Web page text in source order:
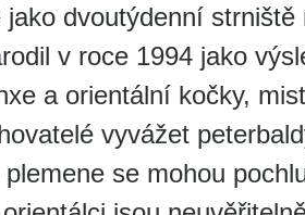
jako dvoutýdenní
v roce 1994 jako
a orientální kočky,
vyvážet
se mohou